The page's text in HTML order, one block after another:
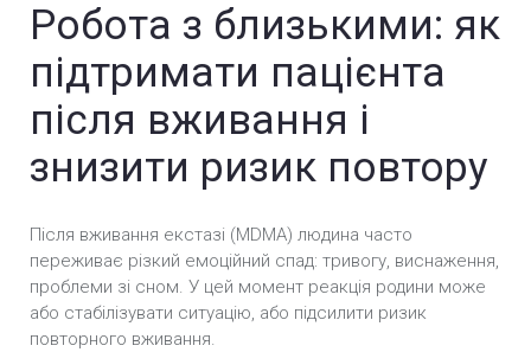
Робота з близькими: як
підтримати пацієнта
після вживання і
знизити ризик повтору
Після вживання екстазі (MDMA) людина часто
переживає різкий емоційний спад: тривогу, виснаження,
проблеми зі сном. У цей момент реакція родини може
або стабілізувати ситуацію, або підсилити ризик
повторного вживання.